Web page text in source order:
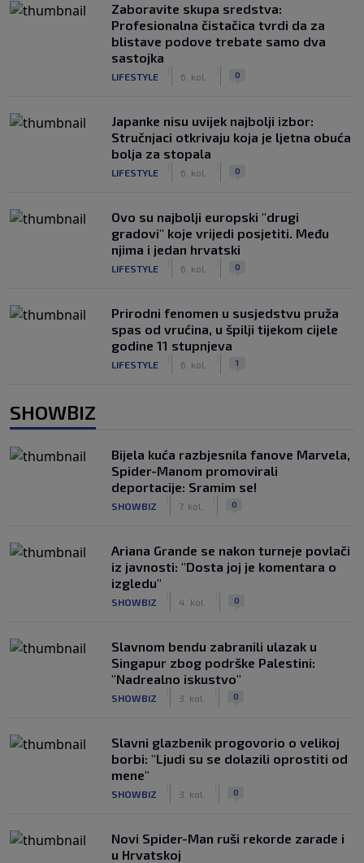
Zaboravite skupa sredstva:
Profesionalna čistačica tvrdi da za
blistave podove trebate samo dva
sastojka
LIFESTYLE 6. kol. 0
Japanke nisu uvijek najbolji izbor:
Stručnjaci otkrivaju koja je ljetna obuća
bolja za stopala
LIFESTYLE 6. kol. 0
Ovo su najbolji europski "drugi
gradovi" koje vrijedi posjetiti. Među
njima i jedan hrvatski
LIFESTYLE 6. kol. 0
Prirodni fenomen u susjedstvu pruža
spas od vrućina, u špilji tijekom cijele
godine 11 stupnjeva
LIFESTYLE 6. kol. 1
SHOWBIZ
Bijela kuća razbjesnila fanove Marvela,
Spider-Manom promovirali
deportacije: Sramim se!
SHOWBIZ 7. kol. 0
Ariana Grande se nakon turneje povlači
iz javnosti: "Dosta joj je komentara o
izgledu"
SHOWBIZ 4. kol. 0
Slavnom bendu zabranili ulazak u
Singapur zbog podrške Palestini:
"Nadrealno iskustvo"
SHOWBIZ 3. kol. 0
Slavni glazbenik progovorio o velikoj
borbi: "Ljudi su se dolazili oprostiti od
mene"
SHOWBIZ 3. kol. 0
Novi Spider-Man ruši rekorde zarade i
u Hrvatskoj